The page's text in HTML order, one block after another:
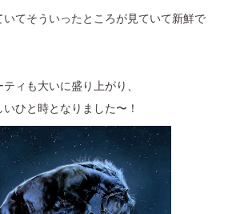
てそういったところが見ていて新鮮で
ィも大いに盛り上がり、
ひと時となりました〜！